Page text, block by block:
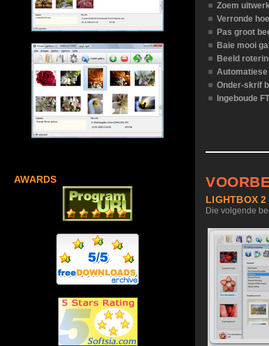
AWARDS
Zoem
Verronde
Pas groot
Baie mooi
Beeld
Automatiese
Onder-skrif
Ingeboude
LIGHTBOX
Die volgende